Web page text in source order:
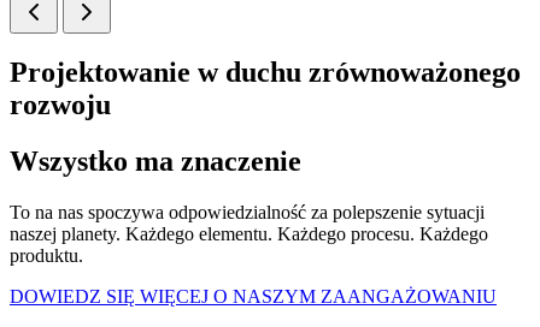
Projektowanie w duchu zrównoważonego
rozwoju
Wszystko ma znaczenie
To na nas spoczywa odpowiedzialność za polepszenie sytuacji
naszej planety. Każdego elementu. Każdego procesu. Każdego
produktu.
DOWIEDZ SIĘ WIĘCEJ O NASZYM ZAANGAŻOWANIU